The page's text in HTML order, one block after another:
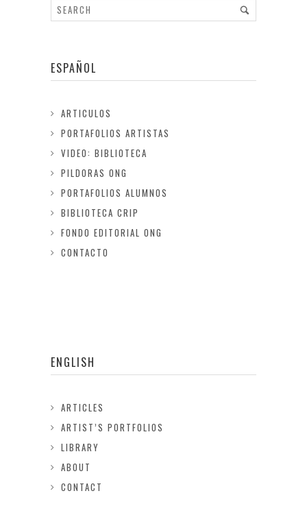
ESPAÑOL
ARTICULOS
PORTAFOLIOS ARTISTAS
VIDEO: BIBLIOTECA
PILDORAS ONG
PORTAFOLIOS ALUMNOS
BIBLIOTECA CRIP
FONDO EDITORIAL ONG
CONTACTO
ENGLISH
ARTICLES
ARTIST’S PORTFOLIOS
LIBRARY
ABOUT
CONTACT